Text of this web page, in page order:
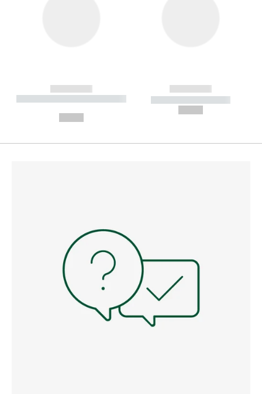
------------
----------- ----------- --------
------------
----------- -----------